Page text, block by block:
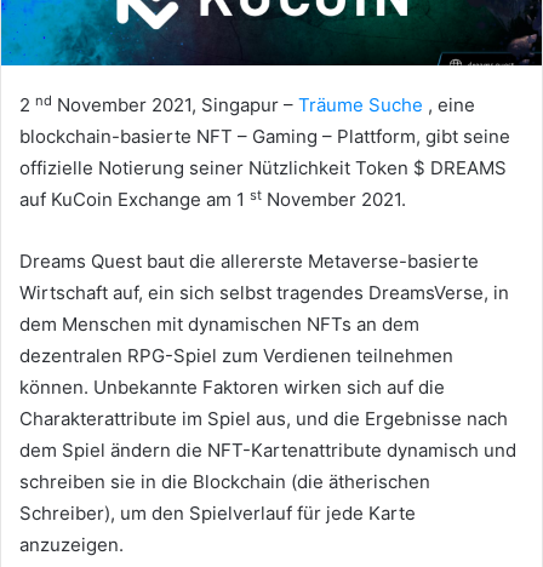
2 nd November 2021, Singapur – Träume Suche , eine
blockchain-basierte NFT – Gaming – Plattform, gibt seine
offizielle Notierung seiner Nützlichkeit Token $ DREAMS
auf KuCoin Exchange am 1 st November 2021.
Dreams Quest baut die allererste Metaverse-basierte
Wirtschaft auf, ein sich selbst tragendes DreamsVerse, in
dem Menschen mit dynamischen NFTs an dem
dezentralen RPG-Spiel zum Verdienen teilnehmen
können. Unbekannte Faktoren wirken sich auf die
Charakterattribute im Spiel aus, und die Ergebnisse nach
dem Spiel ändern die NFT-Kartenattribute dynamisch und
schreiben sie in die Blockchain (die ätherischen
Schreiber), um den Spielverlauf für jede Karte
anzuzeigen.